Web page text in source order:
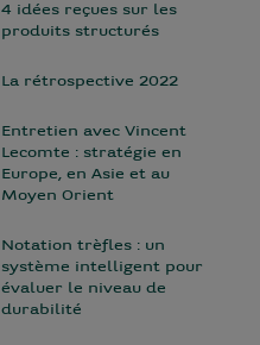
4 idées reçues sur les
produits structurés
La rétrospective 2022
Entretien avec Vincent
Lecomte : stratégie en
Europe, en Asie et au
Moyen Orient
Notation trèfles : un
système intelligent pour
évaluer le niveau de
durabilité